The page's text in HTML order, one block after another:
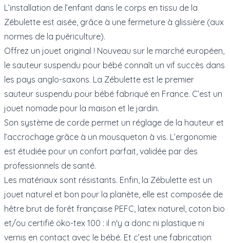
L’installation de l’enfant dans le corps en tissu de la
Zébulette est aisée, grâce à une fermeture à glissière (aux
normes de la puériculture).
Offrez un jouet original ! Nouveau sur le marché européen,
le sauteur suspendu pour bébé connaît un vif succès dans
les pays anglo-saxons. La Zébulette est le premier
sauteur suspendu pour bébé fabriqué en France. C’est un
jouet nomade pour la maison et le jardin.
Son système de corde permet un réglage de la hauteur et
l’accrochage grâce à un mousqueton à vis. L’ergonomie
est étudiée pour un confort parfait, validée par des
professionnels de santé.
Les matériaux sont résistants. Enfin, la Zébulette est un
jouet naturel et bon pour la planète, elle est composée de
hêtre brut de forêt française PEFC, latex naturel, coton bio
et/ou certifié öko-tex 100 : il n'y a donc ni plastique ni
vernis en contact avec le bébé. Et c’est une fabrication